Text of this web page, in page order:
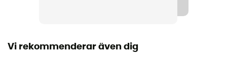
Boa®
Vi rekommenderar även dig